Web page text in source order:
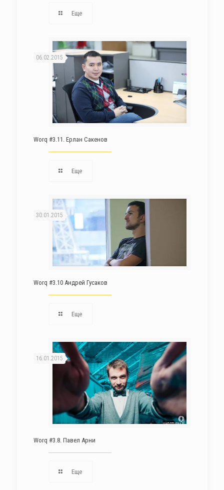
Еще
06.02.2015
Worq #3.11. Ерлан Сакенов
Еще
30.01.2015
Worq #3.10 Андрей Гусаков
Еще
16.01.2015
Worq #3.8. Павел Арни
Еще